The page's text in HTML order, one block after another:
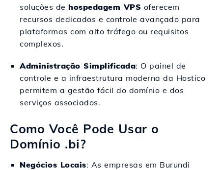
soluções de hospedagem VPS oferecem
recursos dedicados e controle avançado para
plataformas com alto tráfego ou requisitos
complexos.
Administração Simplificada: O painel de
controle e a infraestrutura moderna da Hostico
permitem a gestão fácil do domínio e dos
serviços associados.
Como Você Pode Usar o
Domínio .bi?
Negócios Locais: As empresas em Burundi